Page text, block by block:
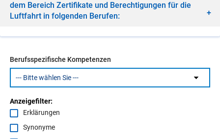
dem Be­reich Zer­ti­fi­ka­te und Be­rech­ti­gun­gen für die
Luft­fahrt in fol­gen­den Be­ru­fen:
Berufsspezifische Kompetenzen
Anzeigefilter:
Erklärungen
Synonyme